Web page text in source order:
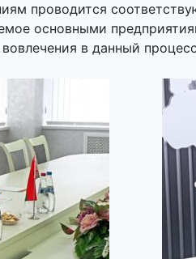
проводится
основными
в данный